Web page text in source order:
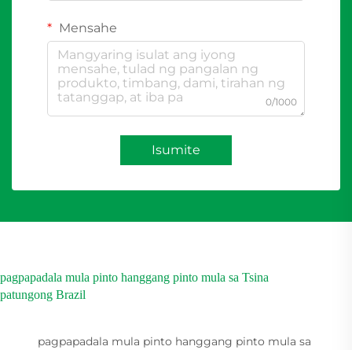
Mensahe
0/1000
Isumite
pagpapadala mula pinto hanggang pinto mula sa Tsina
patungong Brazil
pagpapadala mula pinto hanggang pinto mula sa